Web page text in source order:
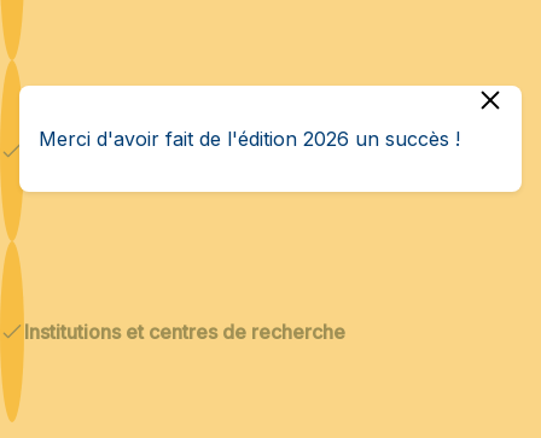
Startups & PME innovantes
Institutions et centres de recherche
Merci d'avoir fait de l'édition 2026 un succès !